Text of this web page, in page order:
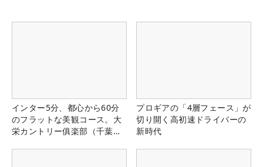
インター5分、都心から60分
のフラットな美観コース。大
栄カントリー俱楽部（千葉
プロギアの「4層フェース」が
切り開く高初速ドライバーの
新時代